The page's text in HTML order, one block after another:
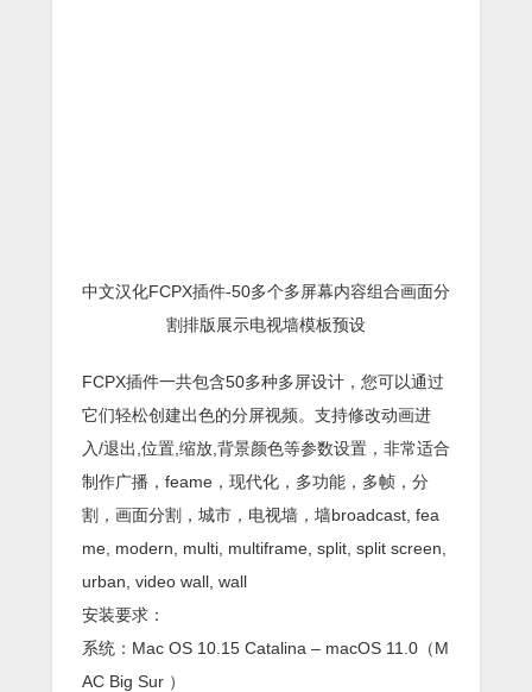
中文汉化FCPX插件-50多个多屏幕内容组合画面分
割排版展示电视墙模板预设
FCPX插件一共包含50多种多屏设计，您可以通过
它们轻松创建出色的分屏视频。支持修改动画进
入/退出,位置,缩放,背景颜色等参数设置，非常适合
制作广播，feame，现代化，多功能，多帧，分
割，画面分割，城市，电视墙，墙broadcast, fea
me, modern, multi, multiframe, split, split screen,
urban, video wall, wall
安装要求：
系统：Mac OS 10.15 Catalina – macOS 11.0（M
AC Big Sur ）